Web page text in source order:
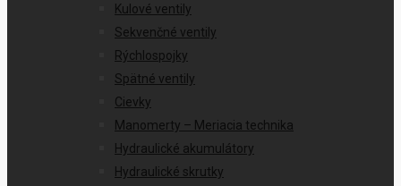
Kulové ventily
Sekvenčné ventily
Rýchlospojky
Spätné ventily
Cievky
Manomerty – Meriacia technika
Hydraulické akumulátory
Hydraulické skrutky